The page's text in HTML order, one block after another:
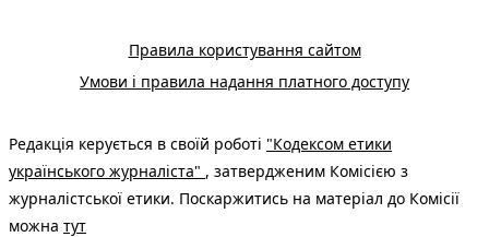
Правила користування сайтом
Умови і правила надання платного доступу
Редакція керується в своїй роботі "Кодексом етики
українського журналіста" , затвердженим Комісією з
журналістської етики. Поскаржитись на матеріал до Комісії
можна тут